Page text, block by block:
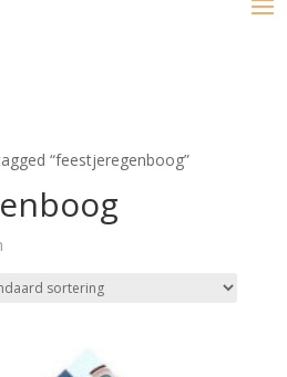
“feestjeregenboog”